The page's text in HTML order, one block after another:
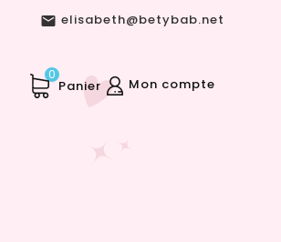
 elisabeth@betybab.net
Mon compte
Panier
0